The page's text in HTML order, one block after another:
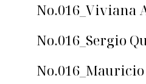
No.016_Viviana
No.016_Sergio